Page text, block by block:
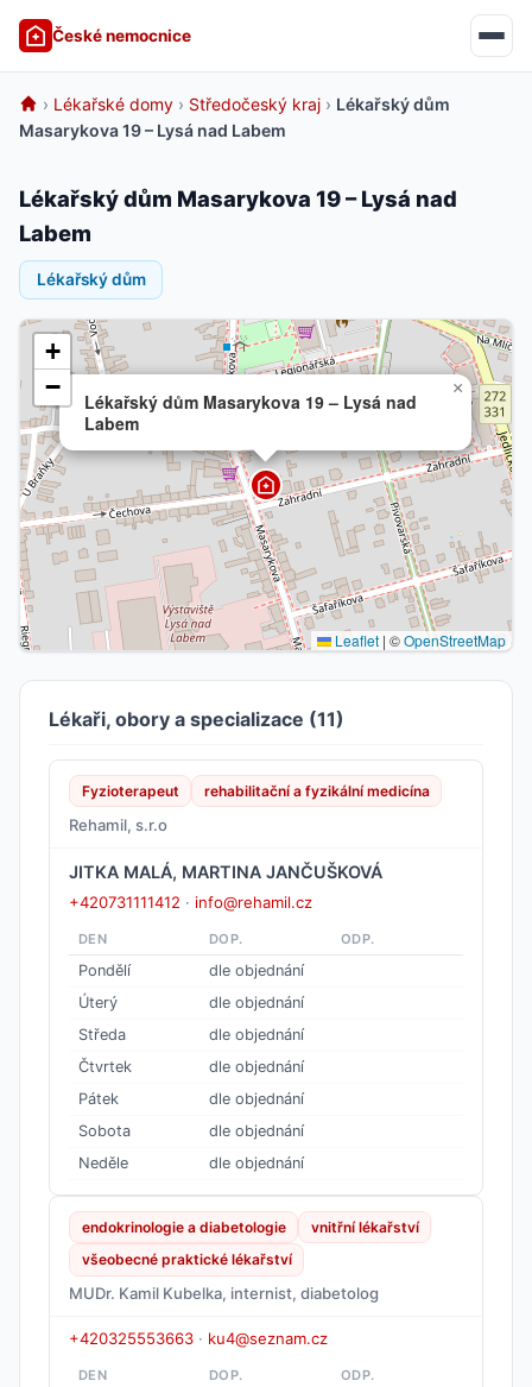
České nemocnice
› Lékařské domy › Středočeský kraj › Lékařský dům
Masarykova 19 – Lysá nad Labem
Lékařský dům Masarykova 19 – Lysá nad
Labem
Lékařský dům
Lékařský dům Masarykova 19 – Lysá nad
Labem
×
+
−
Leaflet | ©OpenStreetMap
Lékaři, obory a specializace (11)
Fyzioterapeut rehabilitační a fyzikální medicína
Rehamil, s.r.o
JITKA MALÁ, MARTINA JANČUŠKOVÁ
+420731111412 · info@rehamil.cz
DEN DOP. ODP.
Pondělí
dle objednání
Úterý
dle objednání
Středa
dle objednání
Čtvrtek
dle objednání
Pátek
dle objednání
Sobota
dle objednání
Neděle
dle objednání
endokrinologie a diabetologie
vnitřní lékařství
všeobecné praktické lékařství
MUDr. Kamil Kubelka, internist, diabetolog
+420325553663 · ku4@seznam.cz
DEN DOP. ODP.